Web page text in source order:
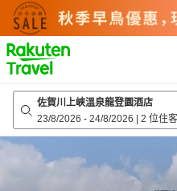
to
top
page
佐賀川上峽溫泉龍登園酒店
23/8/2026 - 24/8/2026 | 2 位住客